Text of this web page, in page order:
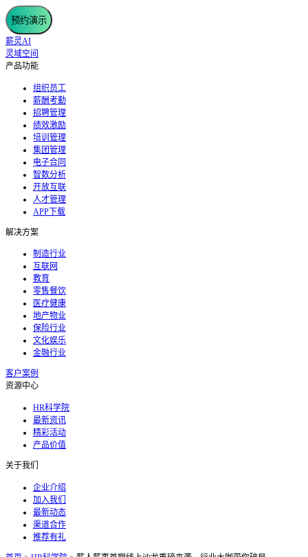
预约演示
薪灵AI
灵域空间
产品功能
组织员工
薪酬考勤
招聘管理
绩效激励
培训管理
集团管理
电子合同
智数分析
开放互联
人才管理
APP下载
解决方案
制造行业
互联网
教育
零售餐饮
医疗健康
地产物业
保险行业
文化娱乐
金融行业
客户案例
资源中心
HR科学院
最新资讯
精彩活动
产品价值
关于我们
企业介绍
加入我们
最新动态
渠道合作
推荐有礼